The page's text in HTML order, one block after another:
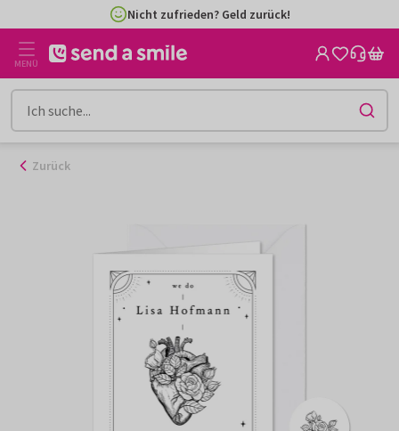
Inhalt
gehen
Nicht zufrieden? Geld zurück!
MENÜ
Zurück